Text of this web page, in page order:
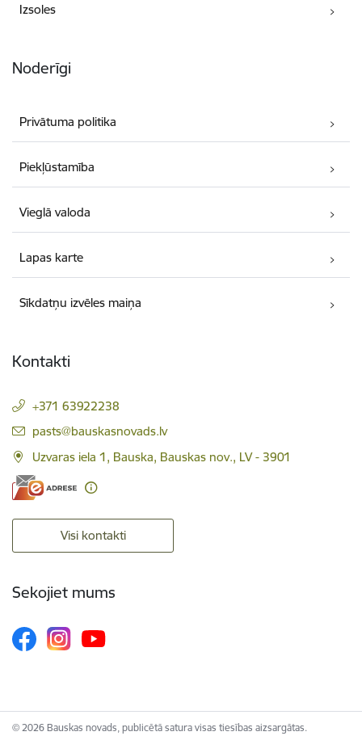
Izsoles
Noderīgi
Privātuma politika
Piekļūstamība
Vieglā valoda
Lapas karte
Sīkdatņu izvēles maiņa
Kontakti
+371 63922238
E-pasts:
pasts@bauskasnovads.lv
Uzvaras iela 1, Bauska, Bauskas nov., LV - 3901
Visi kontakti
Sekojiet mums
© 2026 Bauskas novads, publicētā satura visas tiesības aizsargātas.